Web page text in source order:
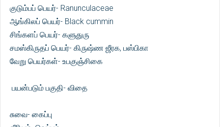
குடும்பப் பெயர்- Ranunculaceae
ஆங்கிலப் பெயர்- Black cummin
சிங்களப் பெயர்- களுதுரு
சமஸ்கிருதப் பெயர்- கிருஷ்ண ஜீரக, பஸ்பிகா
வேறு பெயர்கள்- உபகுஞ்சிகை
பயன்படும் பகுதி- விதை
சுவை- கைப்பு